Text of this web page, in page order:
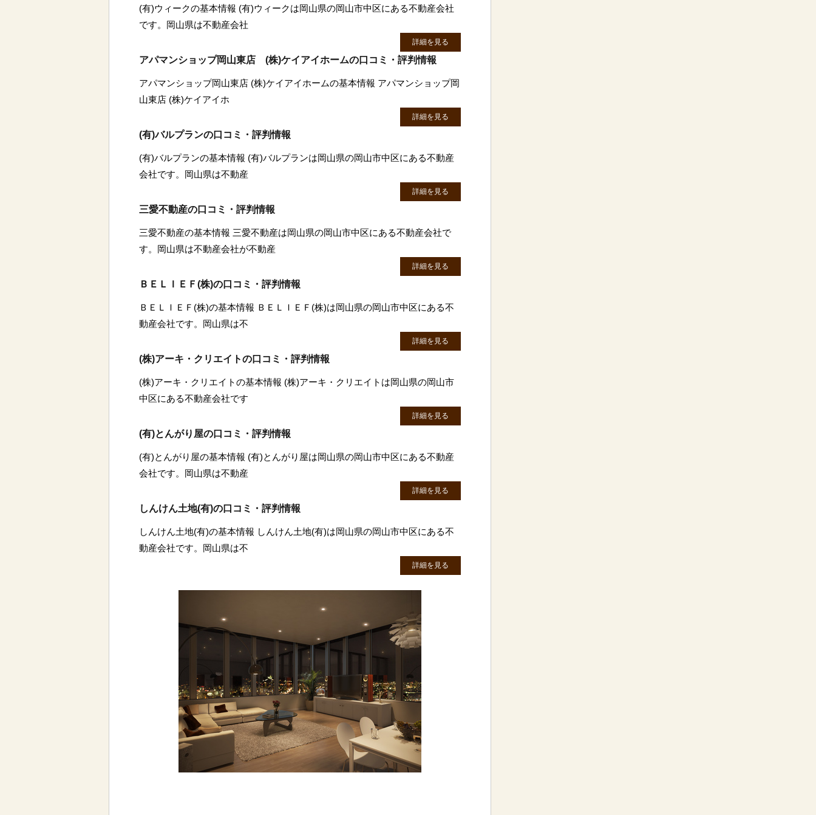
(有)ウィークの基本情報 (有)ウィークは岡山県の岡山市中区にある不動産会社
です。岡山県は不動産会社
詳細を見る
アパマンショップ岡山東店 (株)ケイアイホームの口コミ・評判情報
アパマンショップ岡山東店 (株)ケイアイホームの基本情報 アパマンショップ岡
山東店 (株)ケイアイホ
詳細を見る
(有)バルプランの口コミ・評判情報
(有)バルプランの基本情報 (有)バルプランは岡山県の岡山市中区にある不動産
会社です。岡山県は不動産
詳細を見る
三愛不動産の口コミ・評判情報
三愛不動産の基本情報 三愛不動産は岡山県の岡山市中区にある不動産会社で
す。岡山県は不動産会社が不動産
詳細を見る
ＢＥＬＩＥＦ(株)の口コミ・評判情報
ＢＥＬＩＥＦ(株)の基本情報 ＢＥＬＩＥＦ(株)は岡山県の岡山市中区にある不
動産会社です。岡山県は不
詳細を見る
(株)アーキ・クリエイトの口コミ・評判情報
(株)アーキ・クリエイトの基本情報 (株)アーキ・クリエイトは岡山県の岡山市
中区にある不動産会社です
詳細を見る
(有)とんがり屋の口コミ・評判情報
(有)とんがり屋の基本情報 (有)とんがり屋は岡山県の岡山市中区にある不動産
会社です。岡山県は不動産
詳細を見る
しんけん土地(有)の口コミ・評判情報
しんけん土地(有)の基本情報 しんけん土地(有)は岡山県の岡山市中区にある不
動産会社です。岡山県は不
詳細を見る